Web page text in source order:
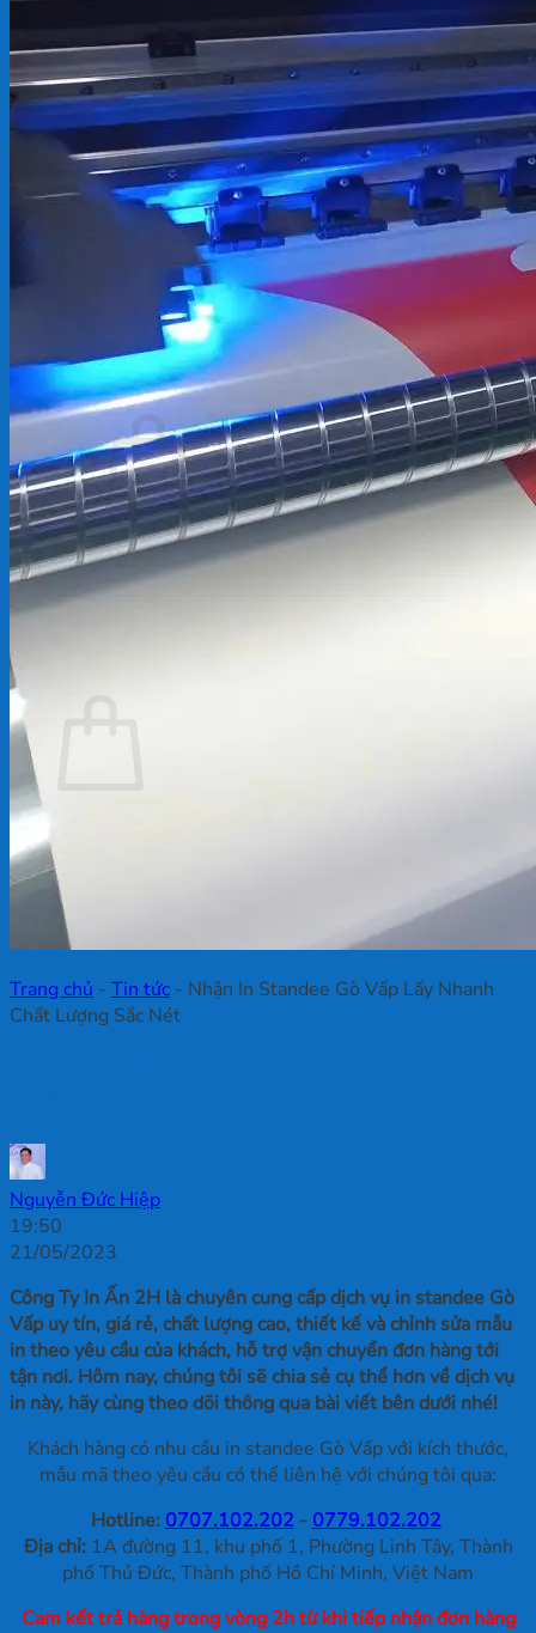
In Tem Nhãn
In Decal
Tin tức
Tin Tức In Kỹ Thuật Số
Tin Tức In UV
Tin tức công ty
Tuyển dụng
Câu hỏi thường gặp
kiếm:
Giỏ hàng /0₫
Chưa có sản phẩm trong giỏ hàng.
Quay trở lại cửa hàng
Quay trở lại cửa hàng
Trang chủ - Tin tức - Nhận In Standee Gò Vấp Lấy Nhanh
Chất Lượng Sắc Nét
Nguyễn Đức Hiệp
19:50
21/05/2023
Công Ty In Ấn 2H là chuyên cung cấp dịch vụ in standee Gò
Vấp uy tín, giá rẻ, chất lượng cao, thiết kế và chỉnh sửa mẫu
in theo yêu cầu của khách, hỗ trợ vận chuyển đơn hàng tới
tận nơi. Hôm nay, chúng tôi sẽ chia sẻ cụ thể hơn về dịch vụ
in này, hãy cùng theo dõi thông qua bài viết bên dưới nhé!
Khách hàng có nhu cầu in standee Gò Vấp với kích thước,
mẫu mã theo yêu cầu có thể liên hệ với chúng tôi qua:
Hotline: 0707.102.202- 0779.102.202
Địa chỉ:1A đường 11, khu phố 1, Phường Linh Tây, Thành
phố Thủ Đức, Thành phố Hồ Chí Minh, Việt Nam
Cam kết trả hàng trong vòng 2h từ khi tiếp nhận đơn hàng